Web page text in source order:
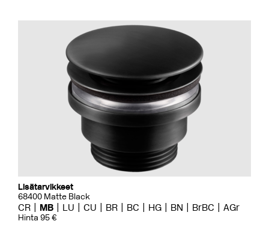
Lisätarvikkeet
68400 Matte Black
CR MB LU CU BR BC HG BN BrBC AGr
Hinta 95 €